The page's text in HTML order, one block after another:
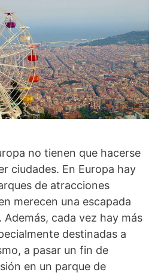
no tienen que hacerse
ciudades. En Europa hay
de atracciones
merecen una escapada
cada vez hay más
destinadas a
a pasar un fin de
en un parque de